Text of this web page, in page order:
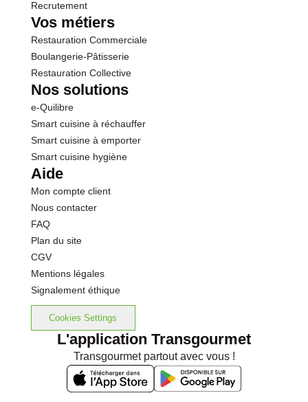
Recrutement
Vos métiers
Restauration Commerciale
Boulangerie-Pâtisserie
Restauration Collective
Nos solutions
e-Quilibre
Smart cuisine à réchauffer
Smart cuisine à emporter
Smart cuisine hygiène
Aide
Mon compte client
Nous contacter
FAQ
Plan du site
CGV
Mentions légales
Signalement éthique
Cookies Settings
L'application Transgourmet
Transgourmet partout avec vous !